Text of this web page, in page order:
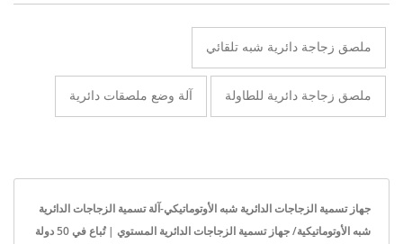
ملصق زجاجة دائرية شبه تلقائي
ملصق زجاجة دائرية للطاولة آلة وضع ملصقات دائرية
جهاز تسمية الزجاجات الدائرية شبه الأوتوماتيكي-آلة تسمية الزجاجات الدائرية
شبه الأوتوماتيكية/ جهاز تسمية الزجاجات الدائرية المستوي | تُباع في 50 دولة